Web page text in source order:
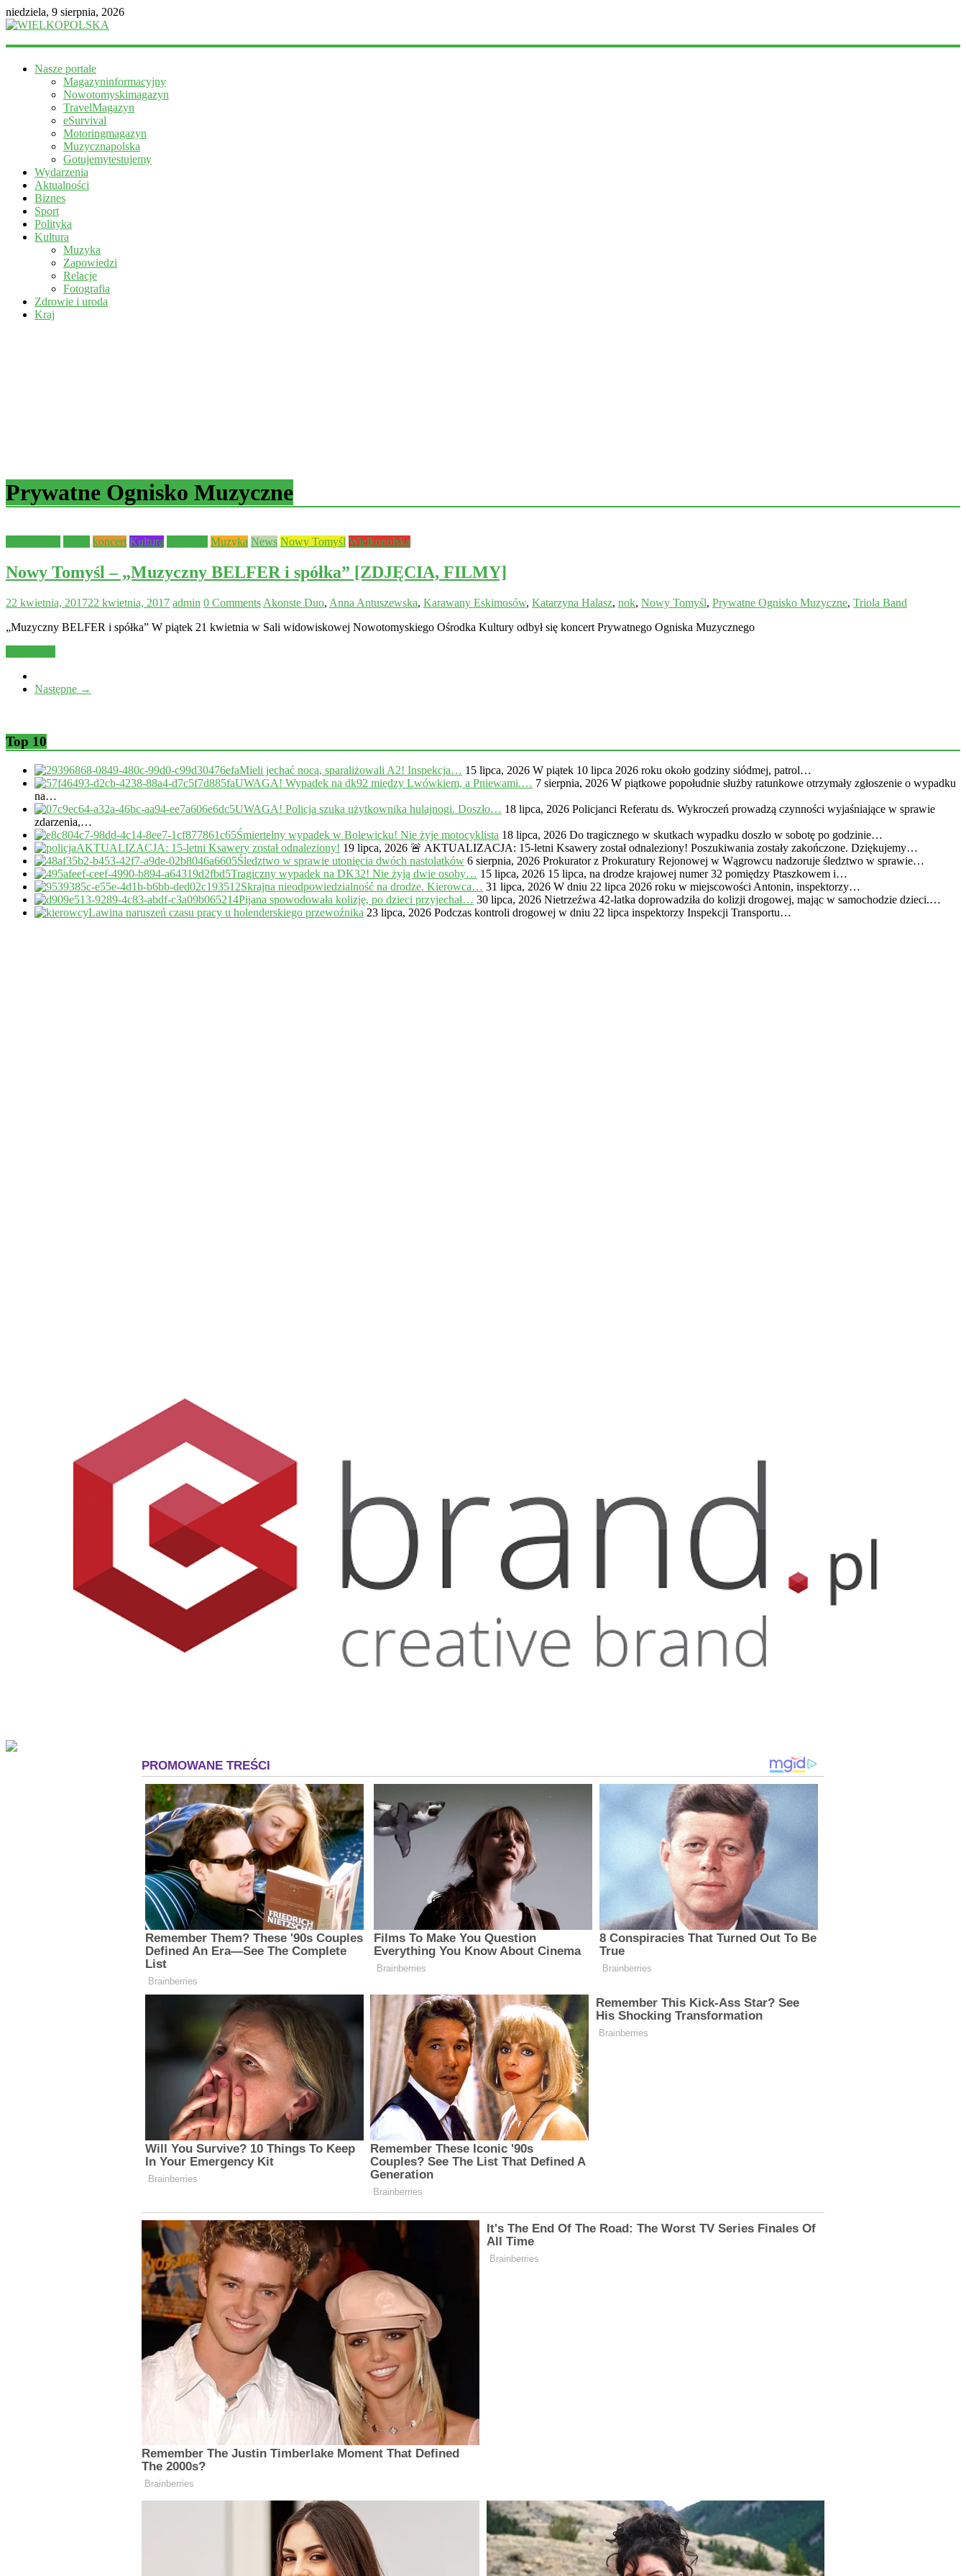
niedziela, 9 sierpnia, 2026
WIELKOPOLSKA
informacyjny
Nasze portale
Magazyninformacyjny
Nowotomyskimagazyn
TravelMagazyn
eSurvival
Motoringmagazyn
Muzycznapolska
Gotujemytestujemy
Wydarzenia
Aktualności
Biznes
Sport
Polityka
Kultura
Muzyka
Zapowiedzi
Relacje
Fotografia
Zdrowie i uroda
Kraj
Prywatne Ognisko Muzyczne
koncert Kultura Muzyka News Nowy Tomyśl Wielkopolska
Nowy Tomyśl – „Muzyczny BELFER i spółka” [ZDJĘCIA, FILMY]
22 kwietnia, 201722 kwietnia, 2017 admin 0 Comments Akonste Duo, Anna Antuszewska, Karawany Eskimosów, Katarzyna Halasz, nok, Nowy Tomyśl, Prywatne Ognisko Muzyczne, Triola Band
„Muzyczny BELFER i spółka” W piątek 21 kwietnia w Sali widowiskowej Nowotomyskiego Ośrodka Kultury odbył się koncert Prywatnego Ogniska Muzycznego
Następne →
Top 10
Mieli jechać nocą, sparaliżowali A2! Inspekcja… 15 lipca, 2026 W piątek 10 lipca 2026 roku około godziny siódmej, patrol…
UWAGA! Wypadek na dk92 między Lwówkiem, a Pniewami.… 7 sierpnia, 2026 W piątkowe popołudnie służby ratunkowe otrzymały zgłoszenie o wypadku
na…
UWAGA! Policja szuka użytkownika hulajnogi. Doszło… 18 lipca, 2026 Policjanci Referatu ds. Wykroczeń prowadzą czynności wyjaśniające w sprawie
zdarzenia,…
Śmiertelny wypadek w Bolewicku! Nie żyje motocyklista 18 lipca, 2026 Do tragicznego w skutkach wypadku doszło w sobotę po godzinie…
AKTUALIZACJA: 15-letni Ksawery został odnaleziony! 19 lipca, 2026 🚨 AKTUALIZACJA: 15-letni Ksawery został odnaleziony! Poszukiwania zostały zakończone. Dziękujemy…
Śledztwo w sprawie utonięcia dwóch nastolatków 6 sierpnia, 2026 Prokurator z Prokuratury Rejonowej w Wągrowcu nadzoruje śledztwo w sprawie…
Tragiczny wypadek na DK32! Nie żyją dwie osoby… 15 lipca, 2026 15 lipca, na drodze krajowej numer 32 pomiędzy Ptaszkowem i…
Skrajna nieodpowiedzialność na drodze. Kierowca… 31 lipca, 2026 W dniu 22 lipca 2026 roku w miejscowości Antonin, inspektorzy…
Pijana spowodowała kolizję, po dzieci przyjechał… 30 lipca, 2026 Nietrzeźwa 42-latka doprowadziła do kolizji drogowej, mając w samochodzie dzieci.…
Lawina naruszeń czasu pracy u holenderskiego przewoźnika 23 lipca, 2026 Podczas kontroli drogowej w dniu 22 lipca inspektorzy Inspekcji Transportu…